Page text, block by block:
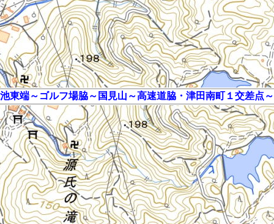
東端～ゴルフ場脇～国見山～高速道脇・津田南町１交差点